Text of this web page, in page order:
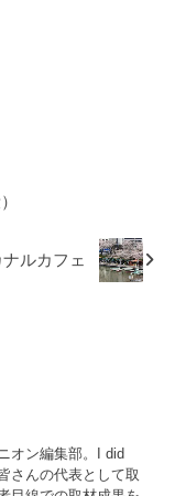
ナルカフェ
オン編集部。I did
さんの代表として取